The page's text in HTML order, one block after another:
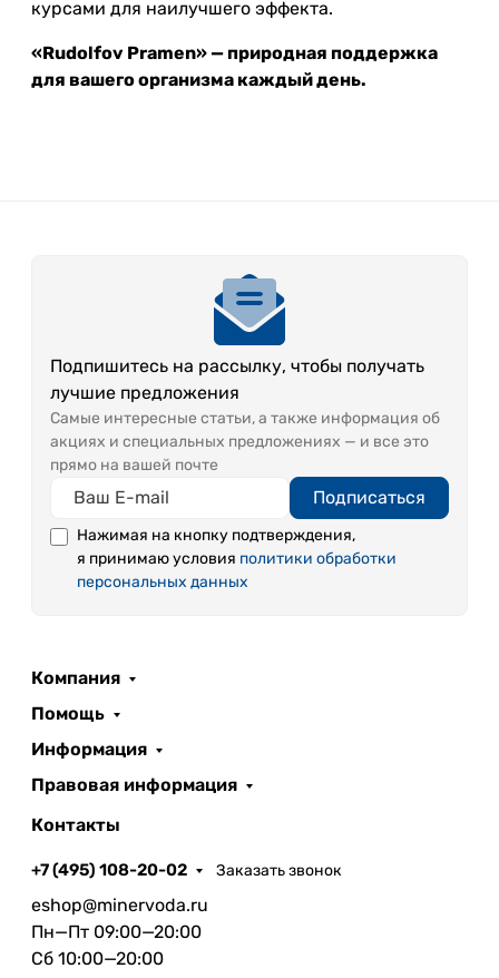
курсами для наилучшего эффекта.
«Rudolfov Pramen» — природная поддержка
для вашего организма каждый день.
Подпишитесь на рассылку, чтобы получать
лучшие предложения
Самые интересные статьи, а также информация об
акциях и специальных предложениях — и все это
прямо на вашей почте
Подписаться
Нажимая на кнопку подтверждения,
я принимаю условия политики обработки
персональных данных
Компания
Помощь
Информация
Правовая информация
Контакты
+7 (495) 108-20-02 Заказать звонок
eshop@minervoda.ru
Пн—Пт 09:00—20:00
Сб 10:00—20:00